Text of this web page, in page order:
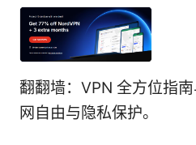
翻翻墙：VPN 全方位指
网自由与隐私保护。